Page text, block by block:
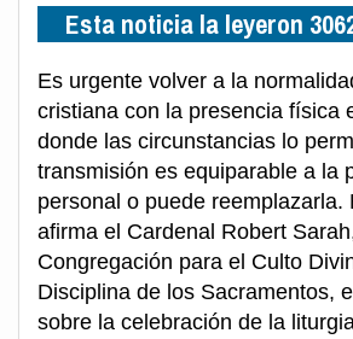
Esta noticia la leyeron
Es urgente volver a la
cristiana con la presencia física
donde las circunstancias lo
transmisión es equiparable a la
personal o puede reemplazarla.
afirma el Cardenal Robert
Congregación para el Culto
Disciplina de los Sacramentos,
sobre la celebración de la